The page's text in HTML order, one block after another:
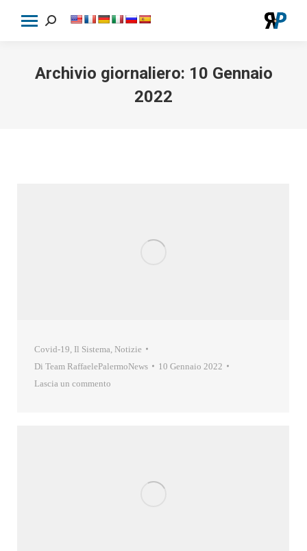
Cerca:
Archivio giornaliero: 10 Gennaio
2022
Covid-19 Il Sistema Notizie
Di Team RaffaelePalermoNews
10 Gennaio 2022
Lascia un commento